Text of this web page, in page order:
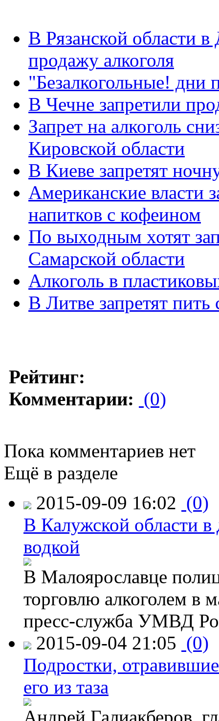
В Рязанской области в
продажу алкоголя
"Безалкогольные! дни
В Чечне запретили
Запрет на алкоголь
Кировской области
В Киеве запретят
Американские власти
напитков с кофеином
По выходным хотят
Самарской области
Алкоголь в
В Литве запретят пить
Рейтинг:
Комментарии: (0)
Пока комментариев нет
Ещё в разделе
2015-09-09 16:02 (0)
В Калужской области в
водкой
В Малоярославце
торговлю алкоголем в
пресс-служба УМВД
2015-09-04 21:05 (0)
Подростки,
его из таза
Андрей Галиакберов,